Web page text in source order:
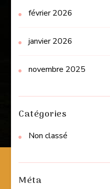
février 2026
janvier 2026
novembre 2025
Catégories
Non classé
Méta